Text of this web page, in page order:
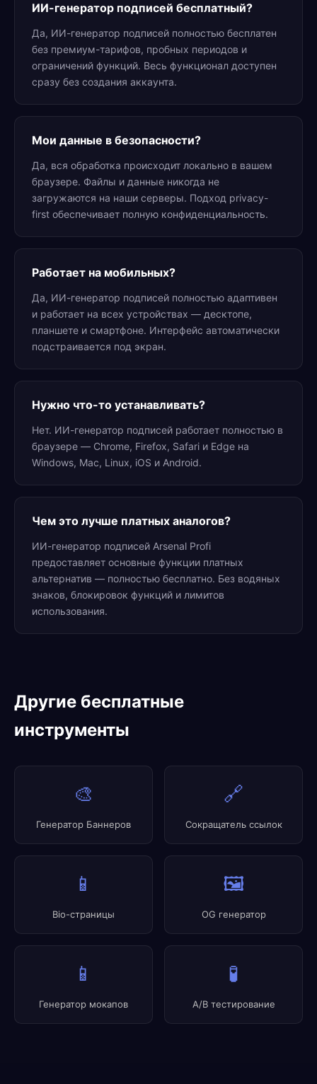
ИИ-генератор подписей бесплатный?
Да, ИИ-генератор подписей полностью бесплатен
без премиум-тарифов, пробных периодов и
ограничений функций. Весь функционал доступен
сразу без создания аккаунта.
Мои данные в безопасности?
Да, вся обработка происходит локально в вашем
браузере. Файлы и данные никогда не
загружаются на наши серверы. Подход privacy-
first обеспечивает полную конфиденциальность.
Работает на мобильных?
Да, ИИ-генератор подписей полностью адаптивен
и работает на всех устройствах — десктопе,
планшете и смартфоне. Интерфейс автоматически
подстраивается под экран.
Нужно что-то устанавливать?
Нет. ИИ-генератор подписей работает полностью в
браузере — Chrome, Firefox, Safari и Edge на
Windows, Mac, Linux, iOS и Android.
Чем это лучше платных аналогов?
ИИ-генератор подписей Arsenal Profi
предоставляет основные функции платных
альтернатив — полностью бесплатно. Без водяных
знаков, блокировок функций и лимитов
использования.
Другие бесплатные
инструменты
🎨
Генератор Баннеров
🔗
Сокращатель ссылок
📱
Bio-страницы
🖼️
OG генератор
📱
Генератор мокапов
🧪
A/B тестирование